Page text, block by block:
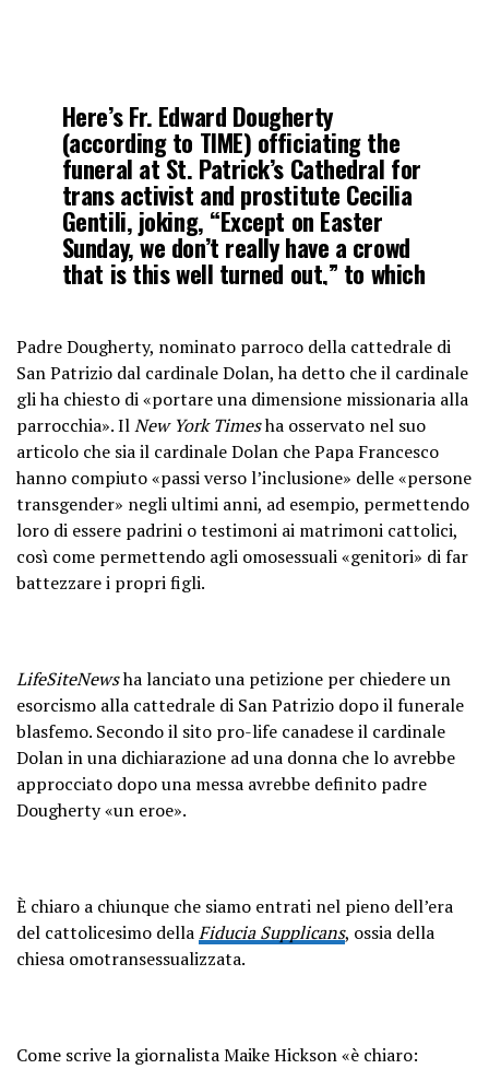
Here’s Fr. Edward Dougherty
(according to TIME) officiating the
funeral at St. Patrick’s Cathedral for
trans activist and prostitute Cecilia
Gentili, joking, “Except on Easter
Sunday, we don’t really have a crowd
that is this well turned out,” to which
— Mary Margaret Olohan
(@MaryMargOlohan)February 16,
2024
Padre Dougherty, nominato parroco della cattedrale di
San Patrizio dal cardinale Dolan, ha detto che il cardinale
gli ha chiesto di «portare una dimensione missionaria alla
parrocchia». IlNew York Timesha osservato nel suo
articolo che sia il cardinale Dolan che Papa Francesco
hanno compiuto «passi verso l’inclusione» delle «persone
transgender» negli ultimi anni, ad esempio, permettendo
loro di essere padrini o testimoni ai matrimoni cattolici,
così come permettendo agli omosessuali «genitori» di far
battezzare i propri figli.
LifeSiteNewsha lanciato una petizione per chiedere un
esorcismo alla cattedrale di San Patrizio dopo il funerale
blasfemo. Secondo il sito pro-life canadese il cardinale
Dolan in una dichiarazione ad una donna che lo avrebbe
approcciato dopo una messa avrebbe definito padre
Dougherty «un eroe».
È chiaro a chiunque che siamo entrati nel pieno dell’era
del cattolicesimo dellaFiducia Supplicans, ossia della
chiesa omotransessualizzata.
Come scrive la giornalista Maike Hickson «è chiaro: